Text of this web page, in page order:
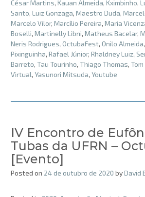
César Martins, Kauan Almeida, Kximbinho,
Santo, Luiz Gonzaga, Maestro Duda,
Marcelo Vilor, Marcílio Pereira, Maria
Boselli, Martinelly Libni, Matheus Bacelar,
Neris Rodrigues, OctubaFest, Onilo Almeida,
Pixinguinha, Rafael Júnior, Rhaldney Luiz,
Barreto, Tau Tourinho, Thiago Thomas, Tom
Virtual, Yasunori Mitsuda, Youtube
IV Encontro de
Tubas da UFRN –
[Evento]
Posted on 24 de outubro de 2020 byDavid